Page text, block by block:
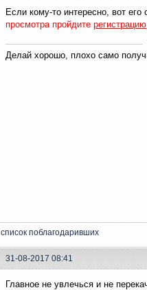
Если кому-то интересно, вот его
просмотра пройдите регистрацию
Делай хорошо, плохо само
список поблагодаривших
31-08-2017 08:41
Главное не увлечься и не